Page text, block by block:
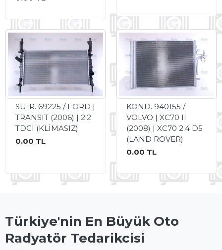
SU-R. 69225 / FORD |
TRANSIT (2006) | 2.2
TDCI (KLİMASIZ)
0.00 TL
KOND. 940155 /
VOLVO | XC70 II
(2008) | XC70 2.4 D5
(LAND ROVER)
0.00 TL
Türkiye'nin En Büyük Oto
Radyatör Tedarikcisi